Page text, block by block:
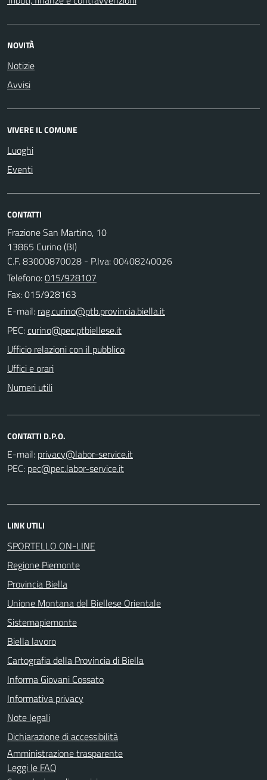
NOVITÀ
Notizie
Avvisi
VIVERE IL COMUNE
Luoghi
Eventi
CONTATTI
Frazione San Martino, 10
13865 Curino (BI)
C.F. 83000870028 - P.Iva: 00408240026
Telefono:015/928107
Fax: 015/928163
E-mail:
PEC:
Ufficio relazioni con il pubblico
Uffici e orari
Numeri utili
CONTATTI D.P.O.
E-mail:
PEC:
LINK UTILI
SPORTELLO ON-LINE
Regione Piemonte
Provincia Biella
Unione Montana del Biellese Orientale
Sistemapiemonte
Biella lavoro
Cartografia della Provincia di Biella
Informa Giovani Cossato
Informativa privacy
Note legali
Dichiarazione di accessibilità
Amministrazione trasparente
Leggi le FAQ